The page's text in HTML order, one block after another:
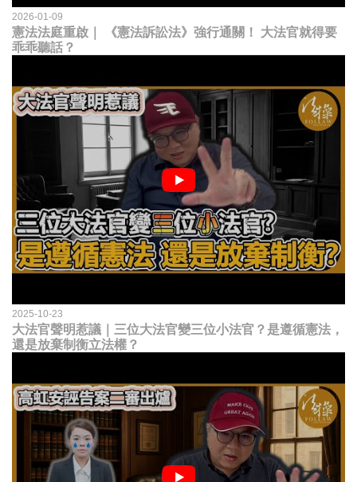
2026-01-09
憲法法庭重啟｜ 《憲法訴訟法》強行通關！ 大法官就得要
乖乖聽話？
2025-10-23
大法官聲明惹議｜三位大法官變三位小法官？是遵循憲法，
還是放棄制衡立法權？